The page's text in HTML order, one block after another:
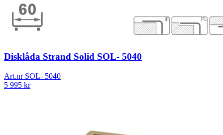
Disklåda Strand Solid SOL- 5040
Art.nr SOL- 5040
5 995 kr